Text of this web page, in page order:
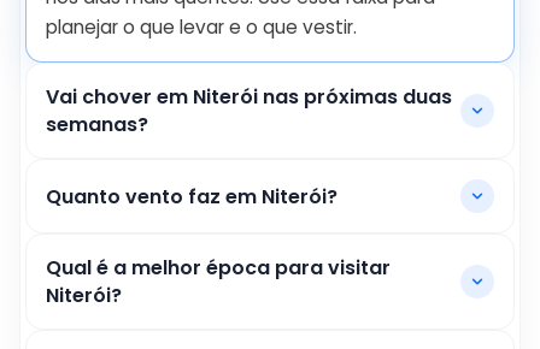
planejar o que levar e o que vestir.
Vai chover em Niterói nas próximas duas
semanas?
Quanto vento faz em Niterói?
Qual é a melhor época para visitar
Niterói?